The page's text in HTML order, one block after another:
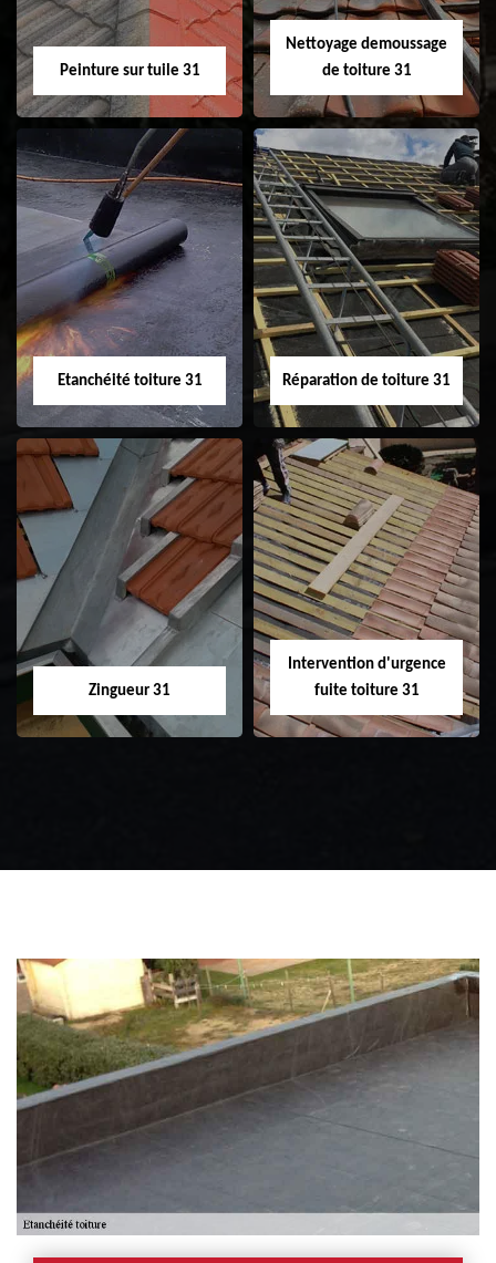
Peinture sur tuile 31
Peinture sur tuile
31
Nettoyage demoussage
de toiture 31
Nettoyage
demoussage de
toiture 31
Etanchéité toiture 31
Etanchéité toiture
31
Réparation de toiture 31
Réparation de
toiture 31
Zingueur 31
Intervention d'urgence
fuite toiture 31